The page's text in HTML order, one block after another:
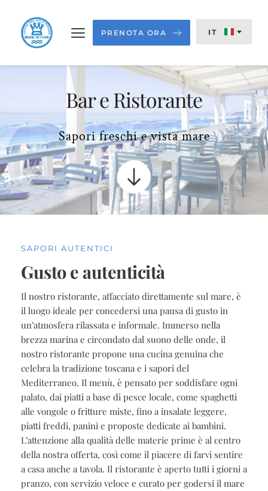
PRENOTA ORA IT
Bar e Ristorante
Sapori freschi e vista mare
SAPORI AUTENTICI
Gusto e autenticità
Il nostro ristorante, affacciato direttamente sul mare, è
il luogo ideale per concedersi una pausa di gusto in
un’atmosfera rilassata e informale. Immerso nella
brezza marina e circondato dal suono delle onde, il
nostro ristorante propone una cucina genuina che
celebra la tradizione toscana e i sapori del
Mediterraneo. Il menù, è pensato per soddisfare ogni
palato, dai piatti a base di pesce locale, come spaghetti
alle vongole o fritture miste, fino a insalate leggere,
piatti freddi, panini e proposte dedicate ai bambini.
L’attenzione alla qualità delle materie prime è al centro
della nostra offerta, così come il piacere di farvi sentire
a casa anche a tavola. Il ristorante è aperto tutti i giorni a
pranzo, con servizio veloce e curato per godersi il mare